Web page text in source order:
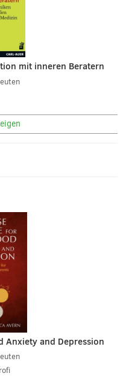
mit inneren Beratern
Anxiety and Depression